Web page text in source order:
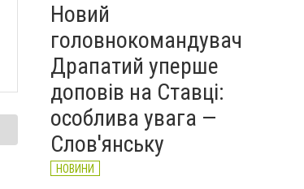
Новий
головнокомандувач
Драпатий уперше
доповів на Ставці:
особлива увага —
Слов'янську
НОВИНИ